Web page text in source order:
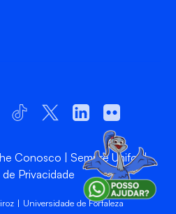
Conosco
Sempre Unifor
Privacidade
| Universidade de Fortaleza